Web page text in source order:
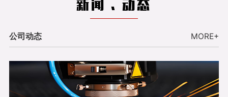
新闻 . 动态
公司动态 MORE+